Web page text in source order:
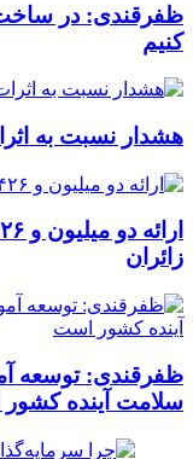
ظفرقندی: در ساخت
کنیم
هشدار نسبت به
زائران
ظفرقندی: توسعه
سلامت آینده